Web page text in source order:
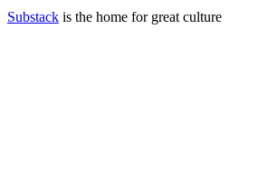
Substack is the home for great culture